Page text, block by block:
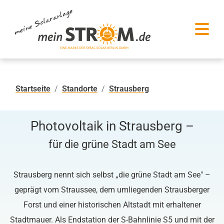
Startseite Standorte Strausberg
Photovoltaik in Strausberg –
für die grüne Stadt am See
Strausberg nennt sich selbst „die grüne Stadt am See" –
geprägt vom Straussee, dem umliegenden Strausberger
Forst und einer historischen Altstadt mit erhaltener
Stadtmauer. Als Endstation der S-Bahnlinie S5 und mit der